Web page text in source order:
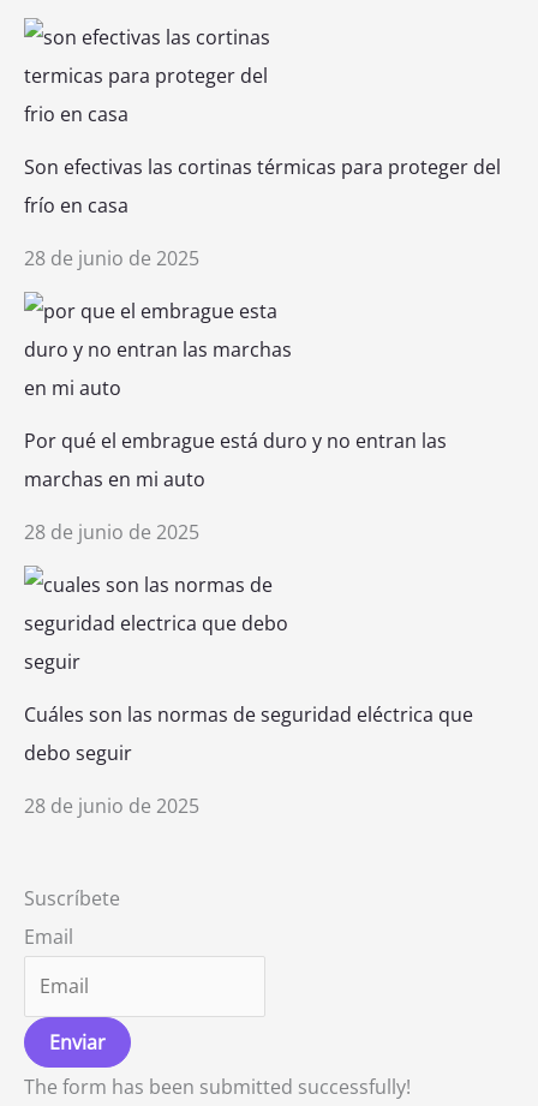
Son efectivas las cortinas térmicas para proteger del
frío en casa
28 de junio de 2025
Por qué el embrague está duro y no entran las
marchas en mi auto
28 de junio de 2025
Cuáles son las normas de seguridad eléctrica que
debo seguir
28 de junio de 2025
Suscríbete
Email
Enviar
The form has been submitted successfully!